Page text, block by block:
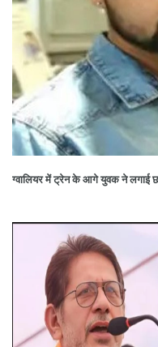
ग्वालियर में ट्रेन के आगे युवक ने लगाई